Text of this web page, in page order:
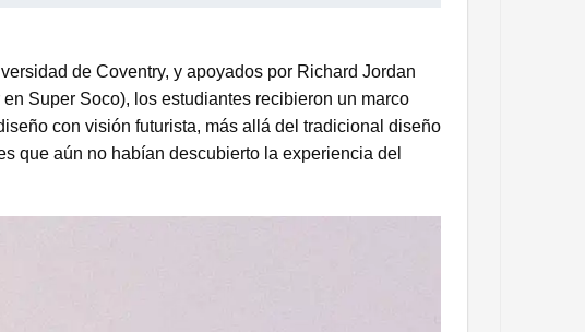
de Coventry, y apoyados por Richard Jordan
Super Soco), los estudiantes recibieron un marco
con visión futurista, más allá del tradicional diseño
que aún no habían descubierto la experiencia del